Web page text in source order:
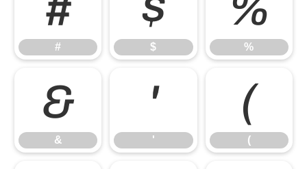
# $ %
&
&
'
'
(
(